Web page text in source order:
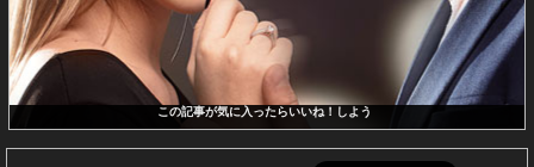
この記事が気に入ったらいいね！しよう